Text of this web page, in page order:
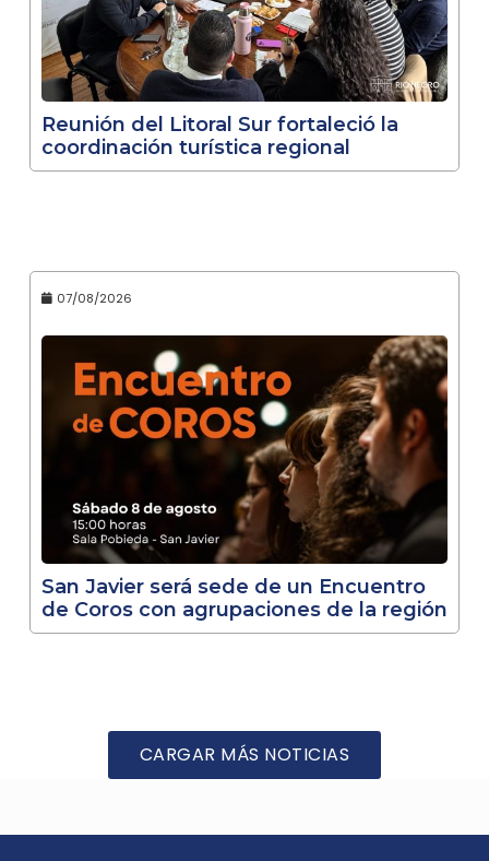
Reunión del Litoral Sur fortaleció la
coordinación turística regional
07/08/2026
San Javier será sede de un Encuentro
de Coros con agrupaciones de la región
CARGAR MÁS NOTICIAS